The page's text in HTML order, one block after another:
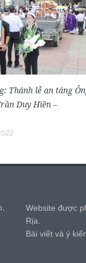
Thánh lễ an táng
Duy Hiền –
Website được
Rịa.
Bài viết và ý